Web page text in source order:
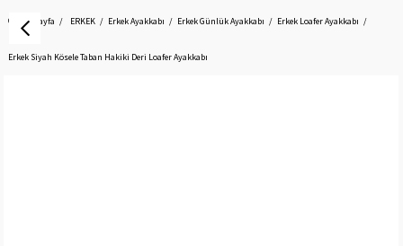
Anasayfa ERKEK Erkek Ayakkabı Erkek Günlük Ayakkabı Erkek Loafer Ayakkabı
Erkek Siyah Kösele Taban Hakiki Deri Loafer Ayakkabı